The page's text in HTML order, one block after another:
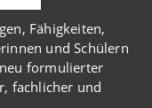
Fähigkeiten,
und Schülern
formulierter
fachlicher und